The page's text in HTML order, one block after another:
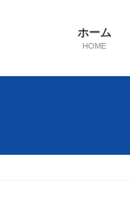
ホーム
HOME